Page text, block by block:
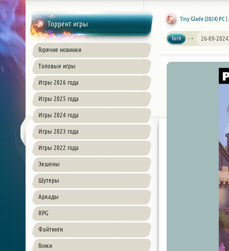
Торрент игры
Горячие новинки
Топовые игры
Игры 2026 года
Игры 2025 года
Игры 2024 года
Игры 2023 года
Игры 2022 года
Экшены
Шутеры
Аркады
RPG
Файтинги
Гонки
Tiny Glade (2024) PC
lorn 26-09-